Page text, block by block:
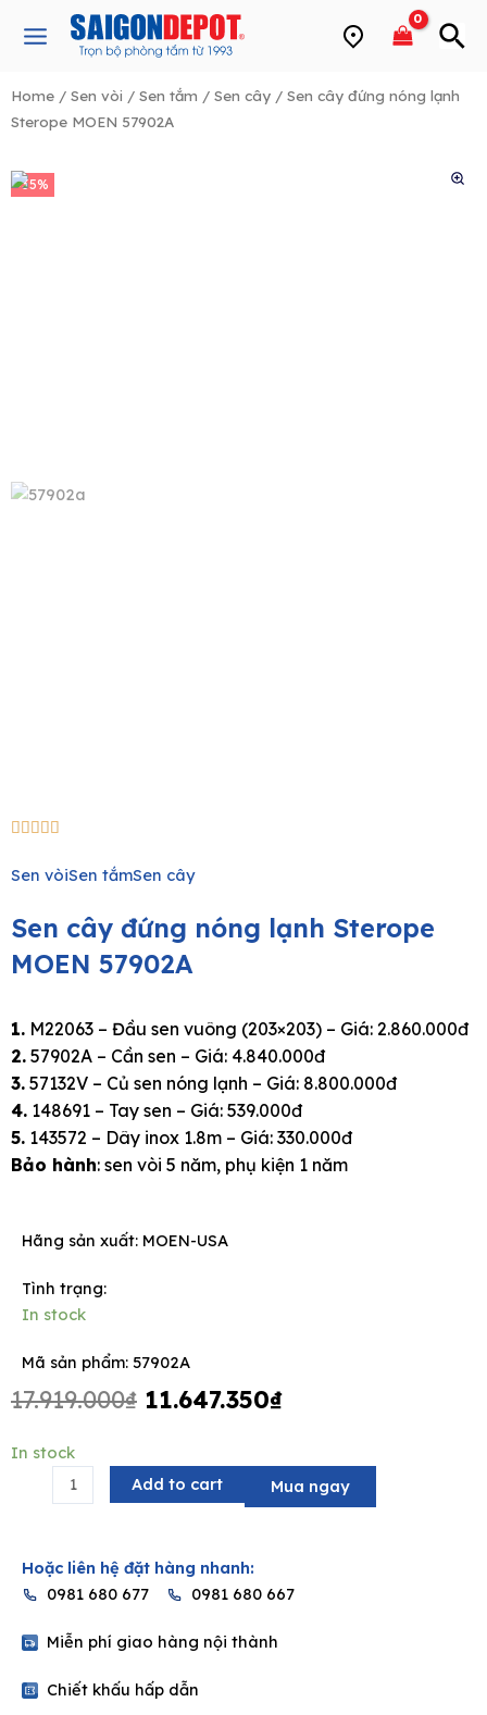
Main
Home / Sen vòi / Sen tắm / Sen cây / Sen cây đứng nóng lạnh
Sterope MOEN 57902A
-35%

Sen vòiSen tắmSen cây
Sen cây đứng nóng lạnh Sterope
MOEN 57902A
1. M22063 – Đầu sen vuông (203×203) – Giá: 2.860.000đ
2. 57902A – Cần sen – Giá: 4.840.000đ
3. 57132V – Củ sen nóng lạnh – Giá: 8.800.000đ
4. 148691 – Tay sen – Giá: 539.000đ
5. 143572 – Dây inox 1.8m – Giá: 330.000đ
Bảo hành: sen vòi 5 năm, phụ kiện 1 năm
Hãng sản xuất: MOEN-USA
Tình trạng:
In stock
Mã sản phẩm: 57902A
17.919.000₫ Original
17.919.000₫.
11.647.350₫Current
11.647.350₫.
In stock
Sen
Sterope
MOEN
57902A
Add to cart Mua ngay
Hoặc liên hệ đặt hàng nhanh:
0981 680 677
0981 680 667
Miễn phí giao hàng nội thành
Chiết khấu hấp dẫn